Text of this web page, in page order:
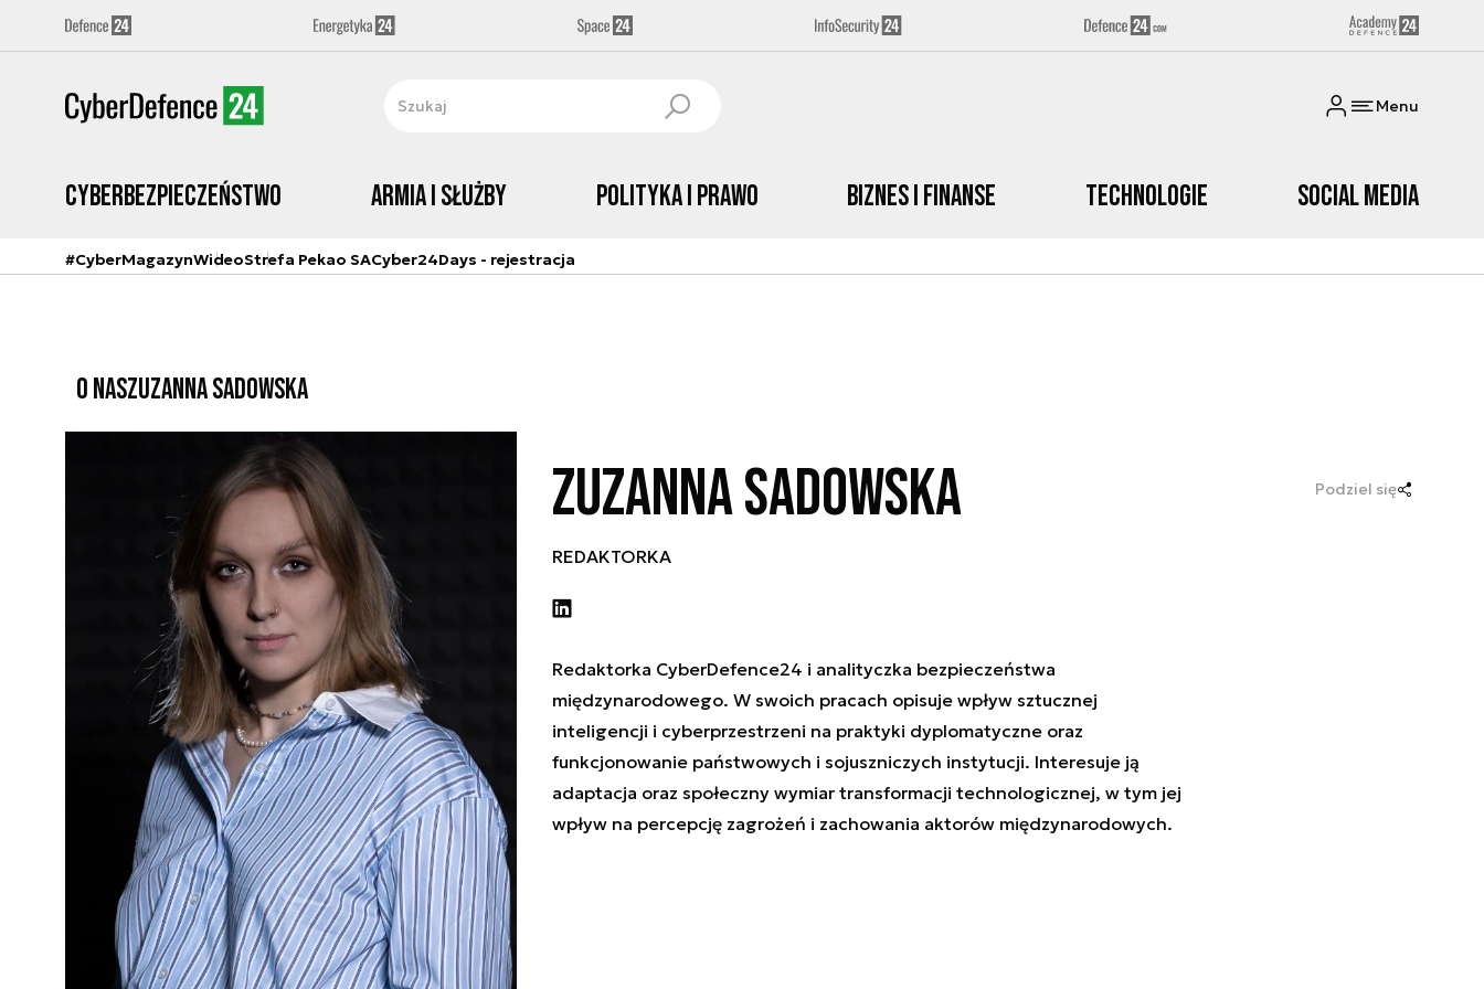
Menu
Cyberbezpieczeństwo Armia i Służby Polityka i prawo Biznes i Finanse Technologie Social media
#CyberMagazynWideoStrefa Pekao SACyber24Days - rejestracja
O NASZUZANNA SADOWSKA
Zuzanna Sadowska
REDAKTORKA
Redaktorka CyberDefence24 i analityczka bezpieczeństwa
międzynarodowego. W swoich pracach opisuje wpływ sztucznej
inteligencji i cyberprzestrzeni na praktyki dyplomatyczne oraz
funkcjonowanie państwowych i sojuszniczych instytucji. Interesuje ją
adaptacja oraz społeczny wymiar transformacji technologicznej, w tym jej
wpływ na percepcję zagrożeń i zachowania aktorów międzynarodowych.
Podziel się